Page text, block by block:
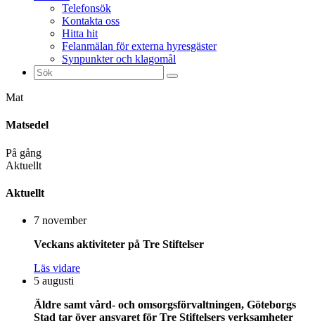
Telefonsök
Kontakta oss
Hitta hit
Felanmälan för externa hyresgäster
Synpunkter och klagomål
Sök
efter:
Mat
Matsedel
På gång
Aktuellt
Aktuellt
7 november
Veckans aktiviteter på Tre Stiftelser
Läs vidare
5 augusti
Äldre samt vård- och omsorgsförvaltningen, Göteborgs
Stad tar över ansvaret för Tre Stiftelsers verksamheter